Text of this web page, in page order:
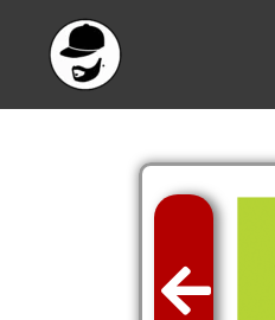
contenu